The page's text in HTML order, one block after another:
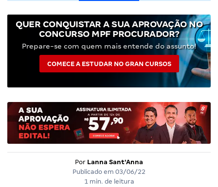
QUER CONQUISTAR A SUA APROVAÇÃO NO
CONCURSO MPF PROCURADOR?
Prepare-se com quem mais entende do assunto!
COMECE A ESTUDAR NO GRAN CURSOS
Por Lanna Sant'Anna
Publicado em 03/06/22
1 min. de leitura